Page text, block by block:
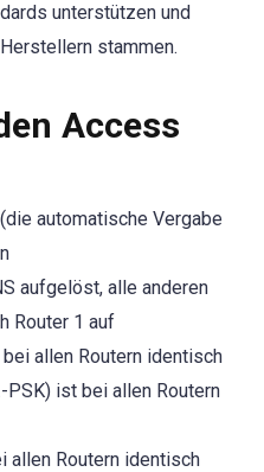
unterstützen und
stammen.
Access
automatische Vergabe
aufgelöst, alle anderen
Router 1 auf
allen Routern identisch
ist bei allen Routern
allen Routern identisch